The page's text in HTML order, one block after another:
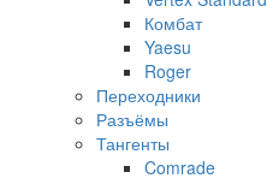
Комбат
Yaesu
Roger
Переходники
Разъёмы
Тангенты
Comrade